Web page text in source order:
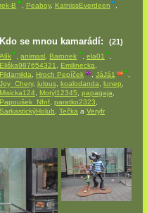
B Peaboy, KatnissEverdeen
Kdo se mnou kamarádí: (21)
Alík ,animasl Baronek ela01
Eliška987654321
Emilinecka
Fildamilda
Hroch Pepíček JáJá1
Joy_Chery, julous koalodanda lunep
Misicka124
Motýl12345 papagaja
Papoušek_Nfnf paratko2323
SarkastickýHolub
Tečka a Veryfr